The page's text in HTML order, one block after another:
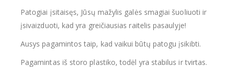
Patogiai įsitaisęs, Jūsų mažylis galės smagiai šuoliuoti ir
įsivaizduoti, kad yra greičiausias raitelis pasaulyje!
Ausys pagamintos taip, kad vaikui būtų patogu įsikibti.
Pagamintas iš storo plastiko, todėl yra stabilus ir tvirtas.